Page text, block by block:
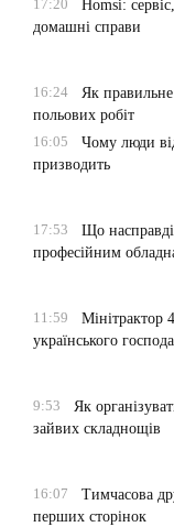
17:20
Homsi:
домашні справи
16:24
Як правильне
польових робіт
16:05
Чому люди
призводить
17:53
Що
професійним
11:59
Мінітрактор
українського
9:53
Як
зайвих складнощів
16:07
Тимчасова
перших сторінок